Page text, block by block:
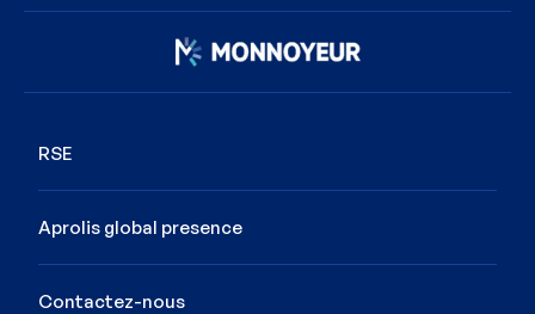
RSE
Aprolis global presence
Contactez-nous